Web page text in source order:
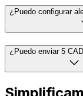
¿Puedo configurar
¿Puedo enviar 5